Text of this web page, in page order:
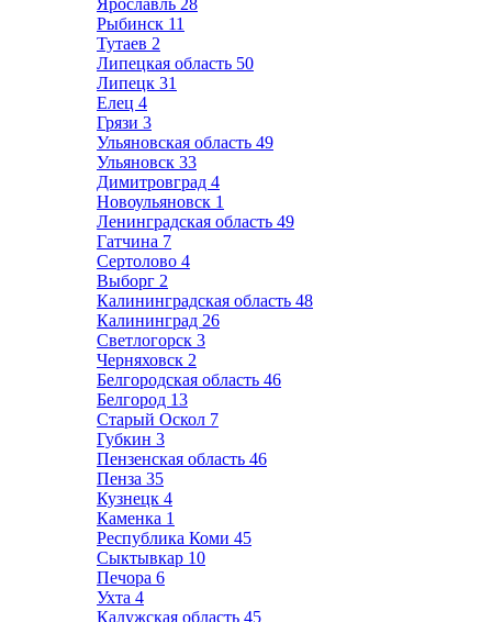
Ярославль 28
Рыбинск 11
Тутаев 2
Липецкая область 50
Липецк 31
Елец 4
Грязи 3
Ульяновская область 49
Ульяновск 33
Димитровград 4
Новоульяновск 1
Ленинградская область 49
Гатчина 7
Сертолово 4
Выборг 2
Калининградская область 48
Калининград 26
Светлогорск 3
Черняховск 2
Белгородская область 46
Белгород 13
Старый Оскол 7
Губкин 3
Пензенская область 46
Пенза 35
Кузнецк 4
Каменка 1
Республика Коми 45
Сыктывкар 10
Печора 6
Ухта 4
Калужская область 45